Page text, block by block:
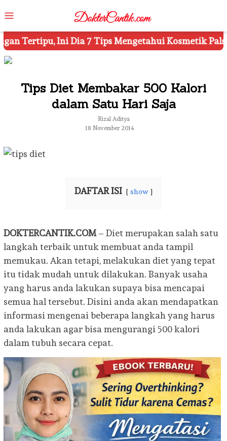
to
contentMenu
Kosmetik Palsu Ketahui 8 Simbol
Tips Diet Membakar 500 Kalori
dalam Satu Hari Saja
Rizal Aditya
18 November 2014
DAFTAR ISI show
DOKTERCANTIK.COM– Diet merupakan salah satu
langkah terbaik untuk membuat anda tampil
memukau. Akan tetapi, melakukan diet yang tepat
itu tidak mudah untuk dilakukan. Banyak usaha
yang harus anda lakukan supaya bisa mencapai
semua hal tersebut. Disini anda akan mendapatkan
informasi mengenai beberapa langkah yang harus
anda lakukan agar bisa mengurangi 500 kalori
dalam tubuh secara cepat.